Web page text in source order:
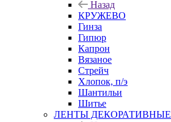
Назад
КРУЖЕВО
Гинза
Гипюр
Капрон
Вязаное
Стрейч
Хлопок, п/э
Шантильи
Шитье
ЛЕНТЫ ДЕКОРАТИВНЫЕ